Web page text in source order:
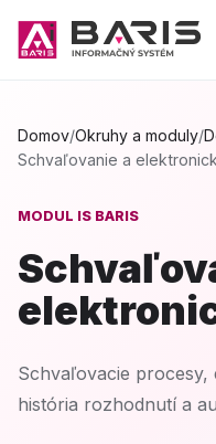
Domov/Okruhy a moduly/
Schvaľovanie a
MODUL IS BARIS
Schvaľovacie procesy,
história rozhodnutí a